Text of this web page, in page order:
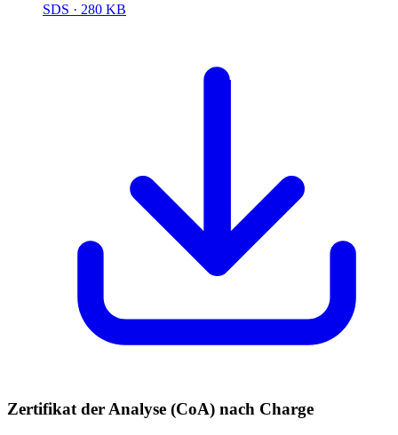
SDS · 280 KB
Zertifikat der Analyse (CoA) nach Charge